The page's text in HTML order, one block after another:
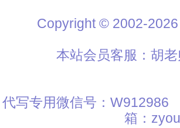
Copyright © 2002-
本站会员客服：胡
代写专用微信号：
箱：